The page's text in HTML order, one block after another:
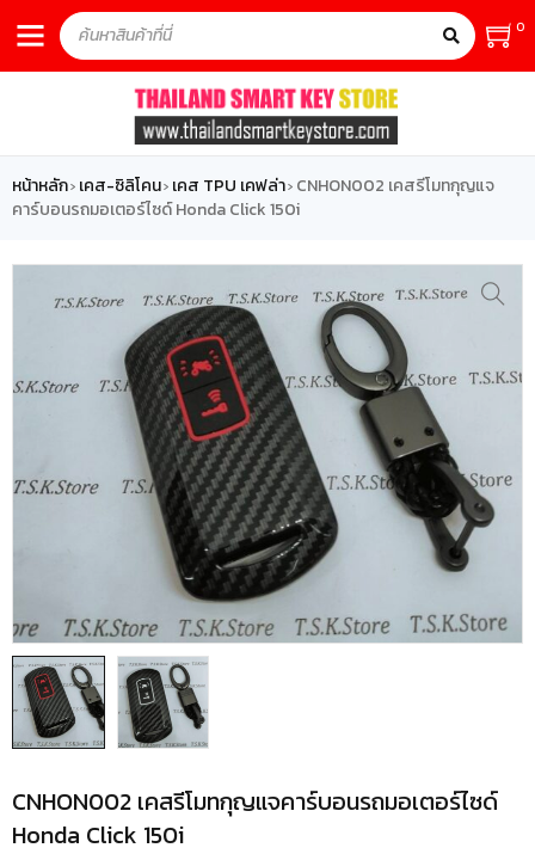
0
หน้าหลัก› เคส-ซิลิโคน› เคส TPU เคฟล่า› CNHON002 เคสรีโมทกุญแจ
คาร์บอนรถมอเตอร์ไซด์ Honda Click 150i
CNHON002 เคสรีโมทกุญแจคาร์บอนรถมอเตอร์ไซด์
Honda Click 150i